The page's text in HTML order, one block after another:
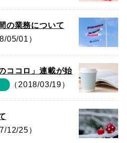
の業務について
05/01）
ココロ」連載が始
（2018/03/19）
12/25）